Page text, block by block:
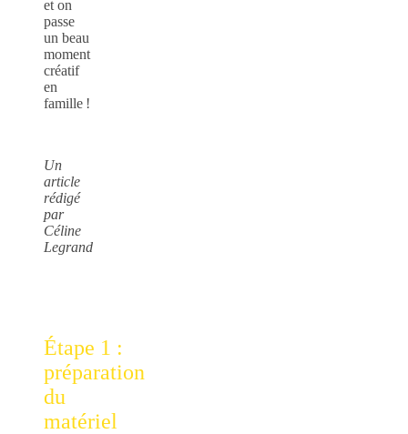
et on
passe
un beau
moment
créatif
en
famille !
Un
article
rédigé
par
Céline
Legrand
Étape 1 :
préparation
du
matériel